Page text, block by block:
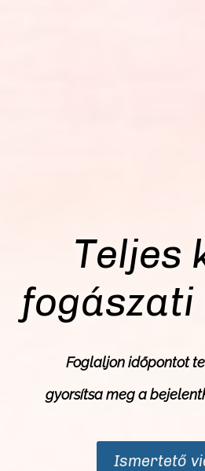
Teljes
Foglaljon időpontot
gyorsítsa meg a
Ismertető